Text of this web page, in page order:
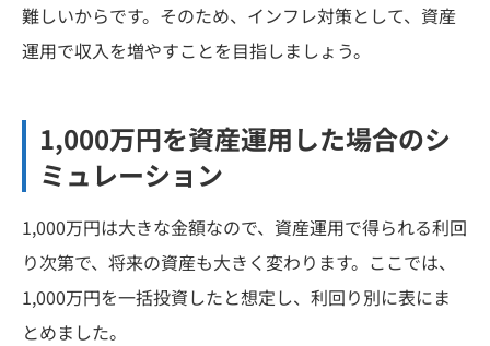
難しいからです。そのため、インフレ対策として、資産
運用で収入を増やすことを目指しましょう。
1,000万円を資産運用した場合のシ
ミュレーション
1,000万円は大きな金額なので、資産運用で得られる利回
り次第で、将来の資産も大きく変わります。ここでは、
1,000万円を一括投資したと想定し、利回り別に表にま
とめました。